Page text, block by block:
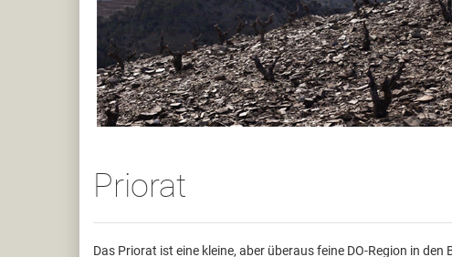
Priorat
Das Priorat ist eine kleine, aber überaus feine DO-Region in